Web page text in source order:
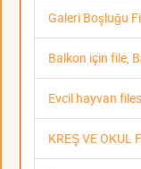
Galeri Boşluğu
Balkon için file,
Evcil hayvan
KREŞ VE OKUL